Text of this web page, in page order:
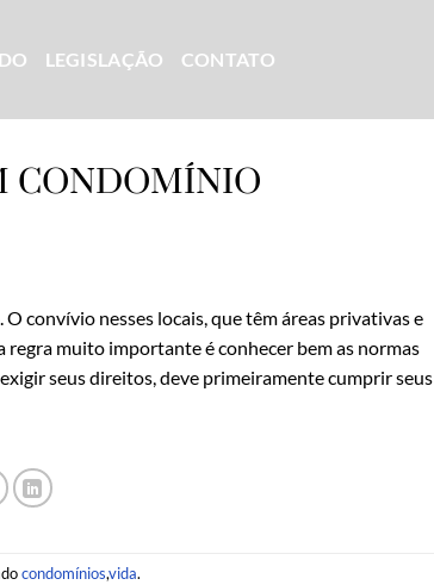
LEGISLAÇÃO CONTATO
CONDOMÍNIO
convívio nesses locais, que têm áreas privativas e
muito importante é conhecer bem as normas
seus direitos, deve primeiramente cumprir seus
condomínios,vida.